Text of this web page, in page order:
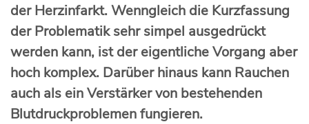
der Herzinfarkt. Wenngleich die Kurzfassung
der Problematik sehr simpel ausgedrückt
werden kann, ist der eigentliche Vorgang aber
hoch komplex. Darüber hinaus kann Rauchen
auch als ein Verstärker von bestehenden
Blutdruckproblemen fungieren.